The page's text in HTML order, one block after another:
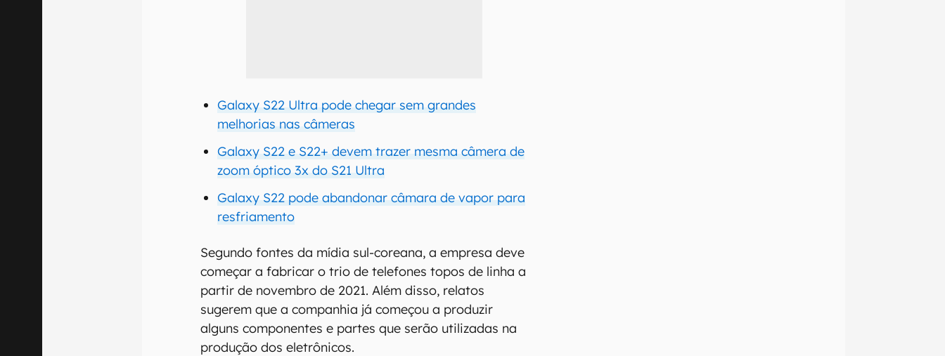
Galaxy S22 Ultra pode chegar sem grandes
melhorias nas câmeras
Galaxy S22 e S22+ devem trazer mesma câmera de
zoom óptico 3x do S21 Ultra
Galaxy S22 pode abandonar câmara de vapor para
resfriamento
Segundo fontes da mídia sul-coreana, a empresa deve
começar a fabricar o trio de telefones topos de linha a
partir de novembro de 2021. Além disso, relatos
sugerem que a companhia já começou a produzir
alguns componentes e partes que serão utilizadas na
produção dos eletrônicos.